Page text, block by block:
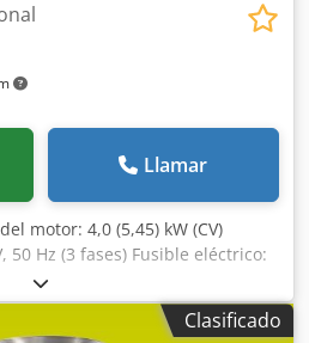
Llamar
motor: 4,0 (5,45) kW (CV)
50 Hz (3 fases) Fusible eléctrico:
735 mm Altura: 1540 mm
70 kg Material: acero pintado
Clasificado